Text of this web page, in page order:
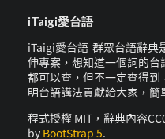
iTaigi愛台語
iTaigi愛台語-群眾台語辭典
伸專案，想知道一個詞的
都可以查，但不一定查得
明台語講法貢獻給大家，簡
程式授權 MIT，辭典內容
by BootStrap 5.